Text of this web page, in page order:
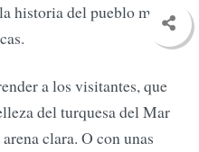
historia del pueblo maya y
a los visitantes, que
del turquesa del Mar
clara. O con unas